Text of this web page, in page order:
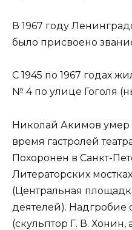
В 1967 году
было присвоено
С 1945 по 1967 годах
№ 4 по улице Гоголя
Николай Акимов умер
время гастролей
Похоронен в Санкт-
Литераторских
(Центральная
деятелей). Надгробие
(скульптор Г. В. Хонин,